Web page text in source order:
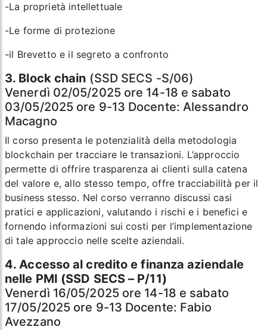
-La proprietà intellettuale
-Le forme di protezione
-il Brevetto e il segreto a confronto
3. Block chain (SSD SECS -S/06)
Venerdì 02/05/2025 ore 14-18 e sabato
03/05/2025 ore 9-13 Docente: Alessandro
Macagno
Il corso presenta le potenzialità della metodologia
blockchain per tracciare le transazioni. L’approccio
permette di offrire trasparenza ai clienti sulla catena
del valore e, allo stesso tempo, offre tracciabilità per il
business stesso. Nel corso verranno discussi casi
pratici e applicazioni, valutando i rischi e i benefici e
fornendo informazioni sui costi per l’implementazione
di tale approccio nelle scelte aziendali.
4. Accesso al credito e finanza aziendale
nelle PMI (SSD SECS – P/11)
Venerdì 16/05/2025 ore 14-18 e sabato
17/05/2025 ore 9-13 Docente: Fabio
Avezzano